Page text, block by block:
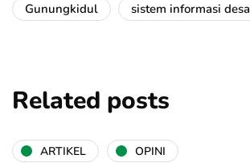
Gunungkidul sistem informasi desa
Related posts
ARTIKEL OPINI